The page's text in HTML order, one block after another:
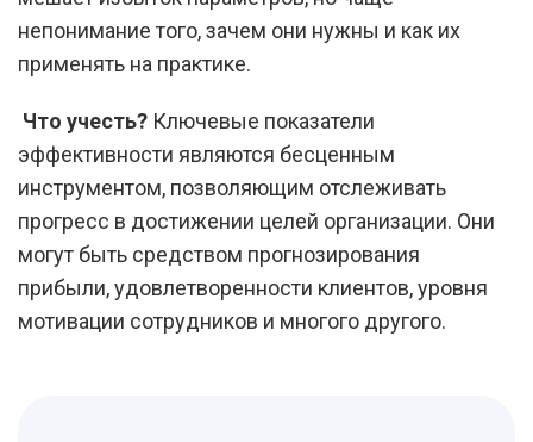
непонимание того, зачем они нужны и как их
применять на практике.
Что учесть? Ключевые показатели
эффективности являются бесценным
инструментом, позволяющим отслеживать
прогресс в достижении целей организации. Они
могут быть средством прогнозирования
прибыли, удовлетворенности клиентов, уровня
мотивации сотрудников и многого другого.